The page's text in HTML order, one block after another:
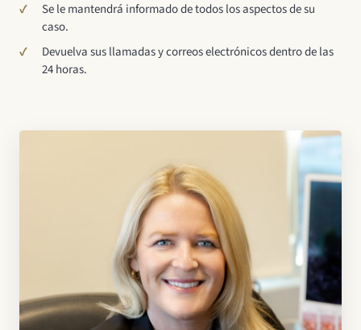
Se le mantendrá informado de todos los aspectos de su
caso.
Devuelva sus llamadas y correos electrónicos dentro de las
24 horas.